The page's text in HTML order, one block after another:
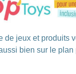
de jeux et produits
bien sur le plan